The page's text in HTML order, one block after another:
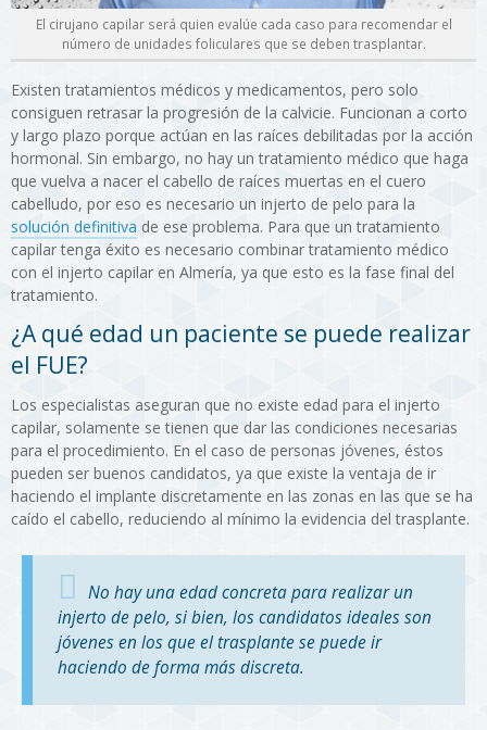
El cirujano capilar será quien evalúe cada caso para recomendar el
número de unidades foliculares que se deben trasplantar.
Existen tratamientos médicos y medicamentos, pero solo
consiguen retrasar la progresión de la calvicie. Funcionan a corto
y largo plazo porque actúan en las raíces debilitadas por la acción
hormonal. Sin embargo, no hay un tratamiento médico que haga
que vuelva a nacer el cabello de raíces muertas en el cuero
cabelludo, por eso es necesario un injerto de pelo para la
solución definitiva de ese problema. Para que un tratamiento
capilar tenga éxito es necesario combinar tratamiento médico
con el injerto capilar en Almería, ya que esto es la fase final del
tratamiento.
¿A qué edad un paciente se puede realizar
el FUE?
Los especialistas aseguran que no existe edad para el injerto
capilar, solamente se tienen que dar las condiciones necesarias
para el procedimiento. En el caso de personas jóvenes, éstos
pueden ser buenos candidatos, ya que existe la ventaja de ir
haciendo el implante discretamente en las zonas en las que se ha
caído el cabello, reduciendo al mínimo la evidencia del trasplante.
No hay una edad concreta para realizar un
injerto de pelo, si bien, los candidatos ideales son
jóvenes en los que el trasplante se puede ir
haciendo de forma más discreta.